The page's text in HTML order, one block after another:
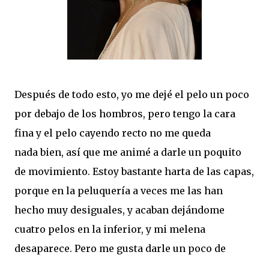
Después de todo esto, yo me dejé el pelo un poco
por debajo de los hombros, pero tengo la cara
fina y el pelo cayendo recto no me queda
nada bien, así que me animé a darle un poquito
de movimiento. Estoy bastante harta de las capas,
porque en la peluquería a veces me las han
hecho muy desiguales, y acaban dejándome
cuatro pelos en la inferior, y mi melena
desaparece. Pero me gusta darle un poco de